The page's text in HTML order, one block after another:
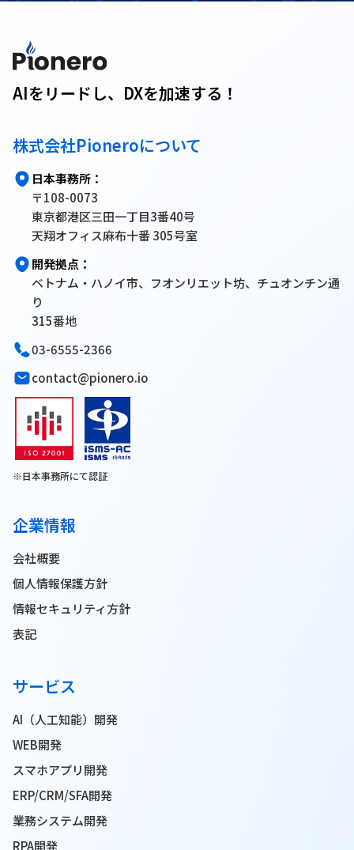
AIをリードし、DXを加速する！
株式会社Pioneroについて
日本事務所：
〒108-0073
東京都港区三田一丁目3番40号
天翔オフィス麻布十番 305号室
開発拠点：
ベトナム・ハノイ市、フオンリエット坊、チュオンチン通
り
315番地
03-6555-2366
contact@pionero.io
※日本事務所にて認証
企業情報
会社概要
個人情報保護方針
情報セキュリティ方針
表記
サービス
AI（人工知能）開発
WEB開発
スマホアプリ開発
ERP/CRM/SFA開発
業務システム開発
RPA開発